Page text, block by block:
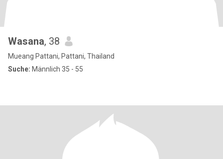
Wasana, 38
Mueang Pattani, Pattani, Thailand
Suche: Männlich 35 - 55